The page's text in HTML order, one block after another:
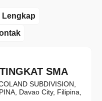
Lengkap
SMA
SUBDIVISION,
Davao City, Filipina,